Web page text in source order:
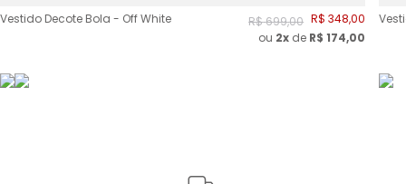
Vestido Decote Bola - Off White R$699,00 R$ 348,00
ou 2x de R$174,00